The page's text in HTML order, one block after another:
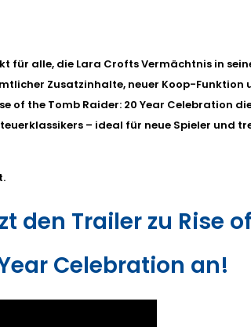
für alle, die Lara Crofts Vermächtnis in
Zusatzinhalte, neuer Koop-Funktion
of the Tomb Raider: 20 Year Celebration
– ideal für neue Spieler und
den Trailer zu Rise
Celebration an!